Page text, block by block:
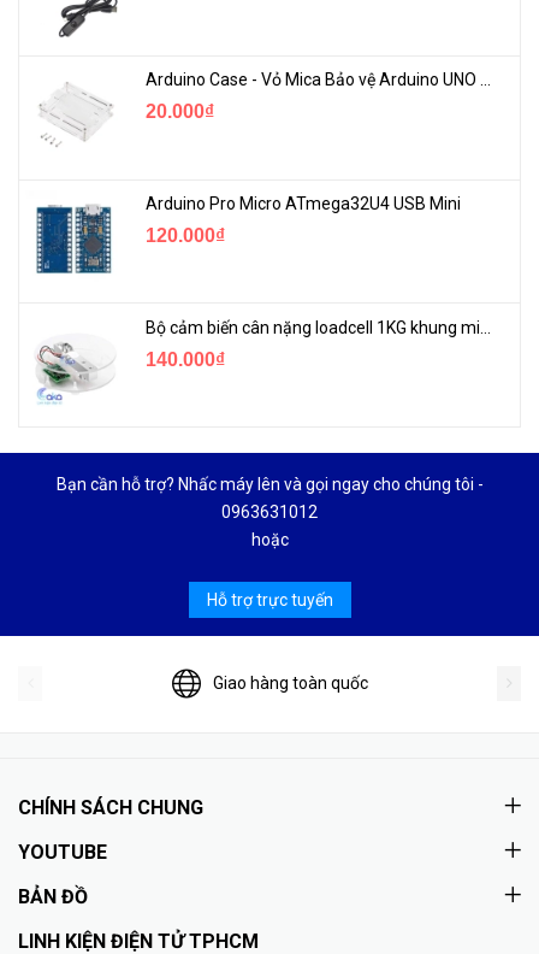
Arduino Case - Vỏ Mica Bảo vệ Arduino UNO R3
20.000₫
Arduino Pro Micro ATmega32U4 USB Mini
120.000₫
140.000₫
Bạn cần hỗ trợ? Nhấc máy lên và gọi ngay cho chúng tôi -
0963631012
hoặc
Hỗ trợ trực tuyến
Giao hàng toàn quốc
CHÍNH SÁCH CHUNG
YOUTUBE
BẢN ĐỒ
LINH KIỆN ĐIỆN TỬ TPHCM